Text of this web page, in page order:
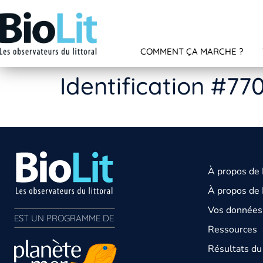
COMMENT ÇA MARCHE ?
Identification
EST UN PROGRAMME DE
À propos de
À propos de
Vos
Ressources
Résultats